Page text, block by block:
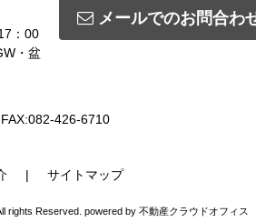
：00
・盆
メールでのお問合わ
FAX:082-426-6710
サイトマップ
rights Reserved. powered by 不動産クラウドオフィス